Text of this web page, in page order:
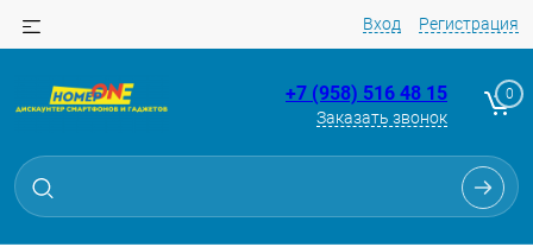
Вход Регистрация
+7 (958) 516 48 15
Заказать звонок
0